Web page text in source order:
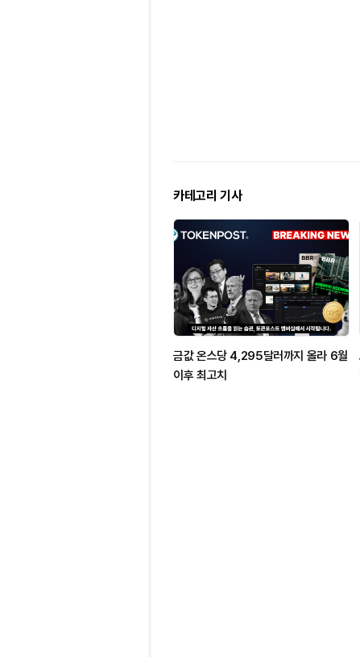
카테고리 기사
금값 온스당 4,295달러까지 올라 6월
이후 최고치